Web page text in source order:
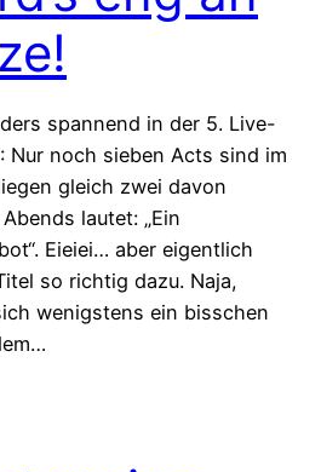
spannend in der 5. Live-
Nur noch sieben Acts sind im
gleich zwei davon
lautet: „Ein
Eieiei… aber eigentlich
so richtig dazu. Naja,
wenigstens ein bisschen